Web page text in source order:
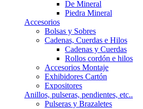
De Mineral
Piedra Mineral
Accesorios
Bolsas y Sobres
Cadenas, Cuerdas e Hilos
Cadenas y Cuerdas
Rollos cordón e hilos
Accesorios Montaje
Exhibidores Cartón
Expositores
Anillos, pulseras, pendientes, etc..
Pulseras y Brazaletes